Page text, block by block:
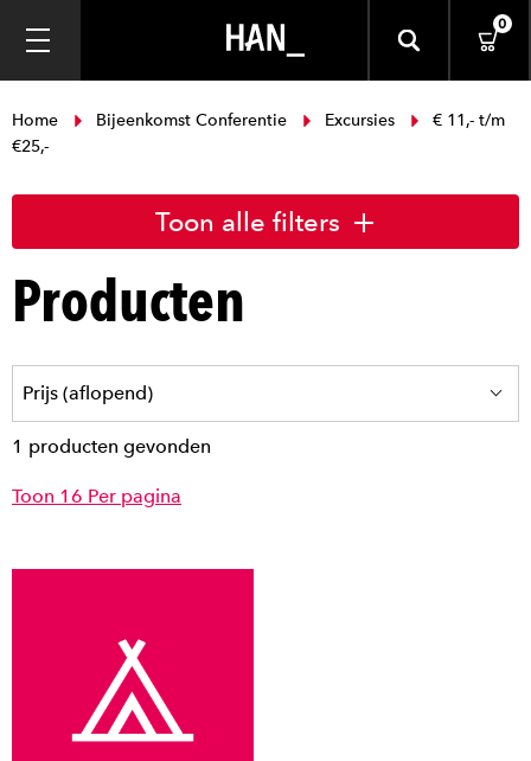
0
Home Bijeenkomst Conferentie Excursies
€ 11,- t/m
€25,-
Toon alle filters
Producten
1 producten gevonden
Toon 16 Per pagina